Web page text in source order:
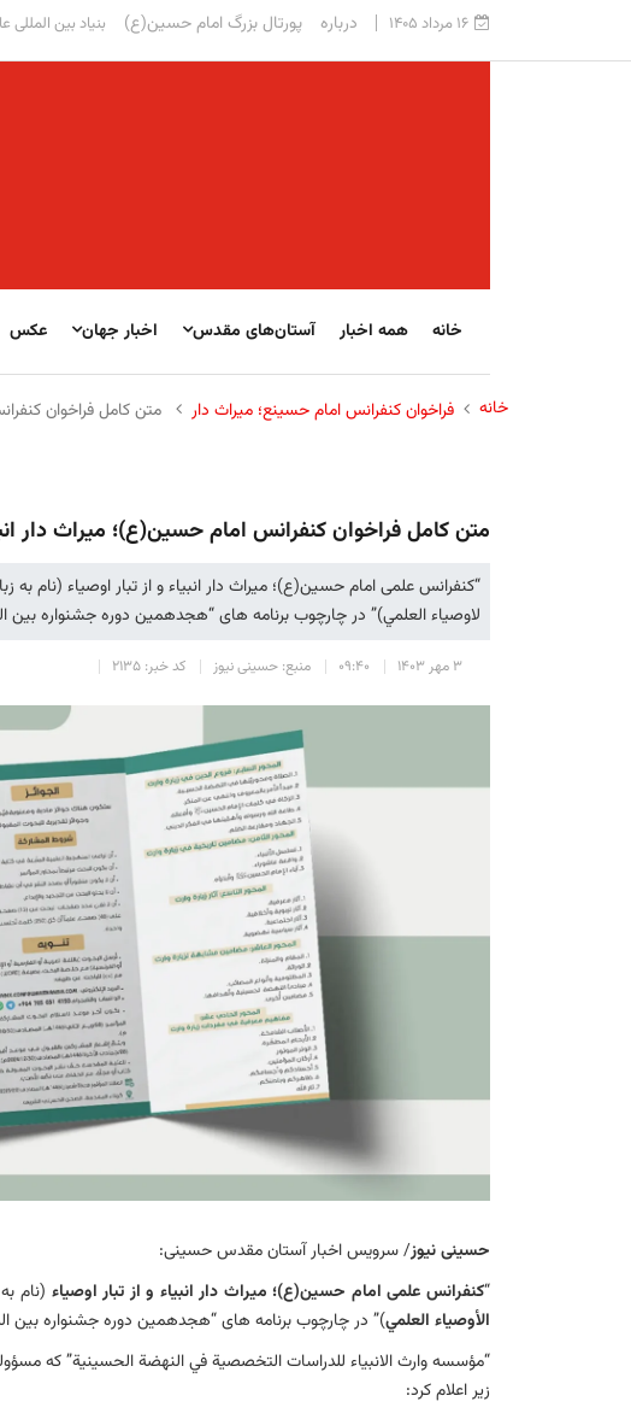
۱۶ مرداد ۱۴۰۵ درباره پورتال بزرگ امام حسین(ع) بنیاد بین المللی
خانه همه اخبار آستان‌های مقدس اخبار جهان عکس
خانه فراخوان كنفرانس امام حسينع؛ ميراث دار متن کامل فراخوان
متن کامل فراخوان كنفرانس امام حسين(ع)؛ ميراث دار
“كنفرانس علمی امام حسين(ع)؛ ميراث دار انبياء و از تبار اوصياء (نام به
لاوصياء العلمي)” در چارچوب برنامه های “هجدهمين دوره جشنواره بين
۳ مهر ۱۴۰۳ ۰۹:۴۰ منبع: حسینی نیوز کد خبر: ۲۱۳۵
حسینی نیوز/ سرویس اخبار آستان مقدس حسینی:
“كنفرانس علمی امام حسين(ع)؛ ميراث دار انبياء و از تبار اوصياء (نام
الأوصياء العلمي)” در چارچوب برنامه های “هجدهمين دوره جشنواره بين
“مؤسسه وارث الانبیاء للدراسات التخصصیة في النهضة الحسینیة” که
زیر اعلام کرد: